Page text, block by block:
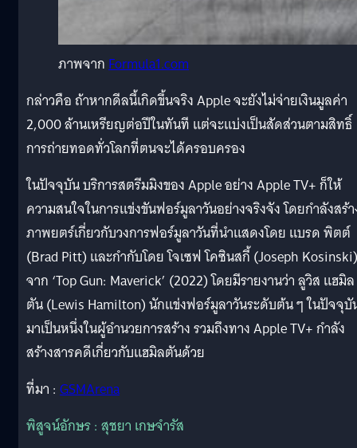
ภาพจากFormula1.com
กล่าวคือ ถ้าหากดีลนี้เกิดขึ้นจริง Apple จะยังไม่จ่ายเงินมูลค่า
2,000 ล้านเหรียญต่อปีในทันที แต่จะแบ่งเป็นสัดส่วนตามสิทธิ์
การถ่ายทอดทั่วโลกที่ตนจะได้ครอบครอง
ในปัจจุบัน บริการสตรีมมิงของ Apple อย่าง Apple TV+ ก็ให้
ความสนใจในการแข่งขันฟอร์มูลาวันอย่างจริงจัง โดยกำลังสร้
ภาพยตร์เกี่ยวกับวงการฟอร์มูลาวันที่นำแสดงโดย แบรด พิตต์
(Brad Pitt) และกำกับโดย โจเซฟ โคซินสกี้ (Joseph Kosinski)
จาก ‘Top Gun: Maverick’ (2022) โดยมีรายงานว่า ลูวิส แฮมิล
ตัน (Lewis Hamilton) นักแข่งฟอร์มูลาวันระดับต้น ๆ ในปัจจุบั
มาเป็นหนึ่งในผู้อำนวยการสร้าง รวมถึงทาง Apple TV+ กำลัง
สร้างสารคดีเกี่ยวกับแฮมิลตันด้วย
ที่มา : GSMArena
พิสูจน์อักษร : สุชยา เกษจำรัส